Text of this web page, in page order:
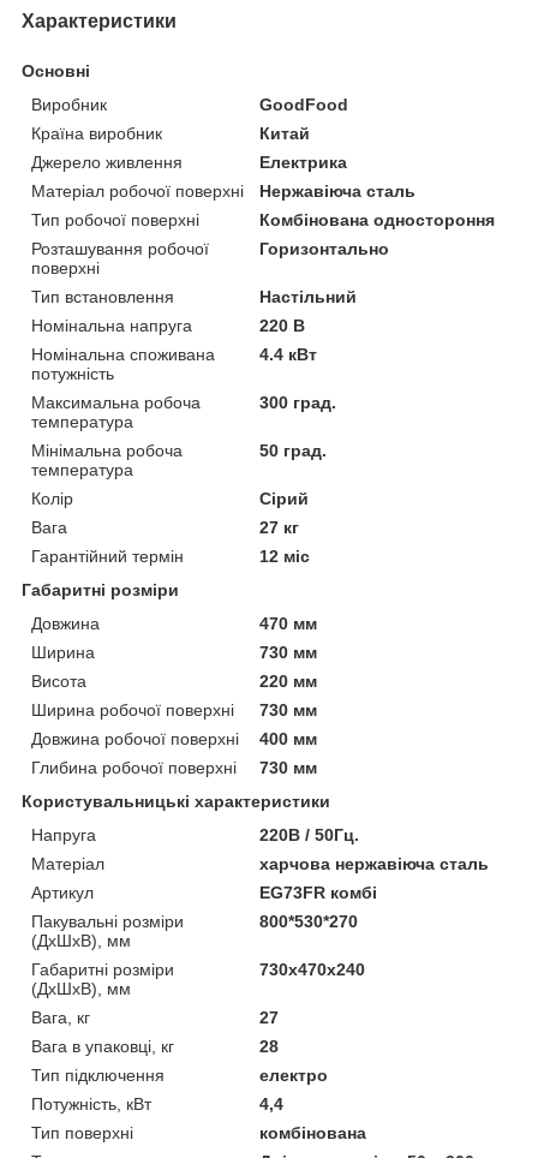
Характеристики
Основні
Виробник
GoodFood
Країна виробник
Китай
Джерело живлення
Електрика
Матеріал робочої поверхні
Нержавіюча сталь
Тип робочої поверхні
Комбінована одностороння
Розташування робочої
поверхні
Горизонтально
Тип встановлення
Настільний
Номінальна напруга
220 В
Номінальна споживана
потужність
4.4 кВт
Максимальна робоча
температура
300 град.
Мінімальна робоча
температура
50 град.
Колір
Сірий
Вага
27 кг
Гарантійний термін
12 міс
Габаритні розміри
Довжина
470 мм
Ширина
730 мм
Висота
220 мм
Ширина робочої поверхні
730 мм
Довжина робочої поверхні
400 мм
Глибина робочої поверхні
730 мм
Користувальницькі характеристики
Напруга
220В / 50Гц.
Матеріал
харчова нержавіюча сталь
Артикул
EG73FR комбі
Пакувальні розміри
(ДхШхВ), мм
800*530*270
Габаритні розміри
(ДхШхВ), мм
730x470x240
Вага, кг
27
Вага в упаковці, кг
28
Тип підключення
електро
Потужність, кВт
4,4
Тип поверхні
комбінована